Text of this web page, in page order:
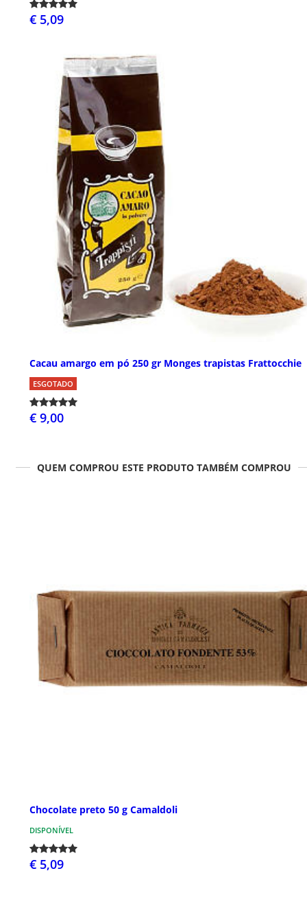
€ 5,09
Cacau amargo em pó 250 gr Monges trapistas Frattocchie
ESGOTADO
€ 9,00
QUEM COMPROU ESTE PRODUTO TAMBÉM COMPROU
Chocolate preto 50 g Camaldoli
DISPONÍVEL
€ 5,09